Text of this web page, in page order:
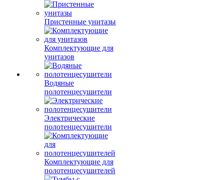
Пристенные унитазы
Комплектующие для
унитазов
Водяные
полотенцесушители
Электрические
полотенцесушители
Комплектующие для
полотенцесушителей